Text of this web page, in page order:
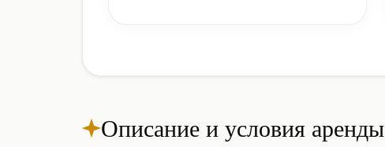
Описание и условия аренды